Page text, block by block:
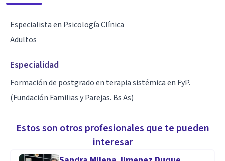
Especialista en Psicología Clínica
Adultos
Especialidad
Formación de postgrado en terapia sistémica en FyP.
(Fundación Familias y Parejas. Bs As)
Estos son otros profesionales que te pueden
interesar